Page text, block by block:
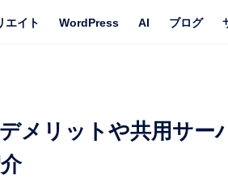
エイト WordPress AI ブログ
メリットや共用サー